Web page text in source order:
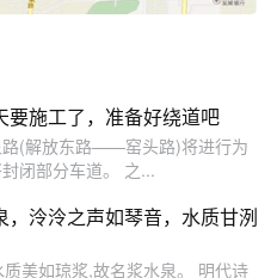
要施工了，准备好绕道吧
路(解放东路——窑头路)将进行为
闭部分车道。 之...
泠泠之声如琴音，水质甘洌
美如琼浆,故名浆水泉。 明代诗